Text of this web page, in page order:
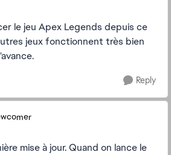
le jeu Apex Legends depuis ce
jeux fonctionnent très bien
Reply
mise à jour. Quand on lance le